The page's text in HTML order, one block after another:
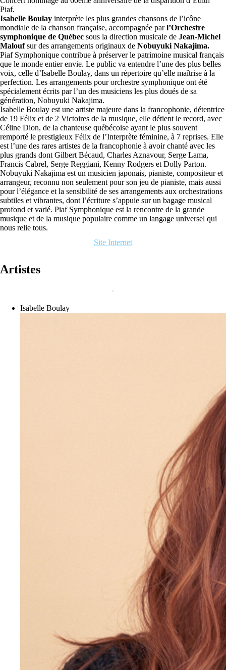
Piaf.
Isabelle Boulay interprète les plus grandes chansons de l’icône
mondiale de la chanson française, accompagnée parl’Orchestre
symphonique de Québec sous la direction musicale de Jean-Michel
Maloufsur des arrangements originaux de Nobuyuki Nakajima.
Piaf Symphonique contribue à préserver le patrimoine musical français
que le monde entier envie. Le public va entendre l’une des plus belles
voix, celle d’Isabelle Boulay, dans un répertoire qu’elle maîtrise à la
perfection. Les arrangements pour orchestre symphonique ont été
spécialement écrits par l’un des musiciens les plus doués de sa
génération, Nobuyuki Nakajima.
Isabelle Boulay est une artiste majeure dans la francophonie, détentrice
de 19 Félix et de 2 Victoires de la musique, elle détient le record, avec
Céline Dion, de la chanteuse québécoise ayant le plus souvent
remporté le prestigieux Félix de l’Interprète féminine, à 7 reprises. Elle
est l’une des rares artistes de la francophonie à avoir chanté avec les
plus grands dont Gilbert Bécaud, Charles Aznavour, Serge Lama,
Francis Cabrel, Serge Reggiani, Kenny Rodgers et Dolly Parton.
Nobuyuki Nakajima est un musicien japonais, pianiste, compositeur et
arrangeur, reconnu non seulement pour son jeu de pianiste, mais aussi
pour l’élégance et la sensibilité de ses arrangements aux orchestrations
subtiles et vibrantes, dont l’écriture s’appuie sur un bagage musical
profond et varié. Piaf Symphonique est la rencontre de la grande
musique et de la musique populaire comme un langage universel qui
nous relie tous.
Site Internet
Artistes
Isabelle Boulay